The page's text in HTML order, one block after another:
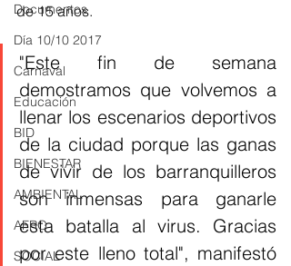
Documentos
Día 10/10 2017
Carnaval
Educación
BID
BIENESTAR
AMBIENTAL
AFRO
SOCIAL
de 15 años.
"Este fin de semana
demostramos que volvemos a
llenar los escenarios deportivos
de la ciudad porque las ganas
de vivir de los barranquilleros
son inmensas para ganarle
esta batalla al virus. Gracias
por este lleno total", manifestó